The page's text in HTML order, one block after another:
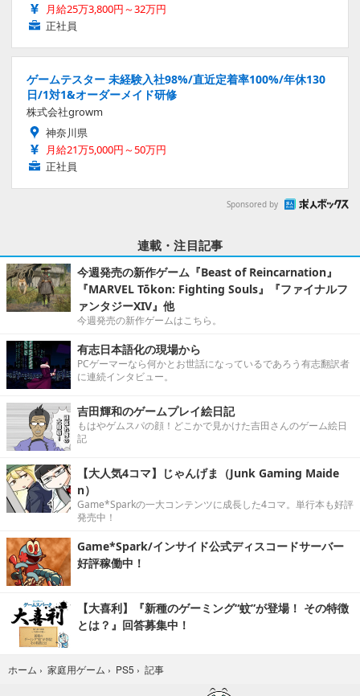
月給25万3,800円～32万円
正社員
ゲームテスター 未経験入社98%/直近定着率100%/年休130
日/1対1&オーダーメイド研修
株式会社growm
神奈川県
月給21万5,000円～50万円
正社員
Sponsored by
連載・注目記事
今週発売の新作ゲーム『Beast of Reincarnation』
『MARVEL Tōkon: Fighting Souls』『ファイナルフ
ァンタジーXIV』他
今週発売の新作ゲームはこちら。
有志日本語化の現場から
PCゲーマーなら何かとお世話になっているであろう有志翻訳者
に連続インタビュー。
吉田輝和のゲームプレイ絵日記
もはやゲムスパの顔！どこかで見かけた吉田さんのゲーム絵日
記
【大人気4コマ】じゃんげま（Junk Gaming Maide
n）
Game*Sparkの一大コンテンツに成長した4コマ。単行本も好評
発売中！
Game*Spark/インサイド公式ディスコードサーバー
好評稼働中！
【大喜利】『新種のゲーミング“蚊”が登場！ その特徴
とは？』回答募集中！
ホーム › 家庭用ゲーム › PS5 › 記事